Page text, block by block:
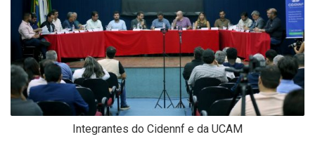
Sistemas
Integrantes do Cidennf e da UCAM